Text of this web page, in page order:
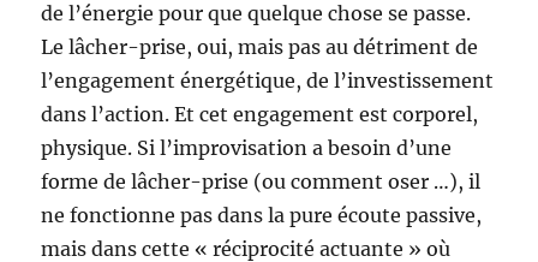
de l’énergie pour que quelque chose se passe.
Le lâcher-prise, oui, mais pas au détriment de
l’engagement énergétique, de l’investissement
dans l’action. Et cet engagement est corporel,
physique. Si l’improvisation a besoin d’une
forme de lâcher-prise (ou comment oser …), il
ne fonctionne pas dans la pure écoute passive,
mais dans cette « réciprocité actuante » où